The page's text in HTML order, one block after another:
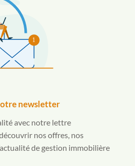
1
newsletter
avec notre lettre
nos offres, nos
de gestion immobilière